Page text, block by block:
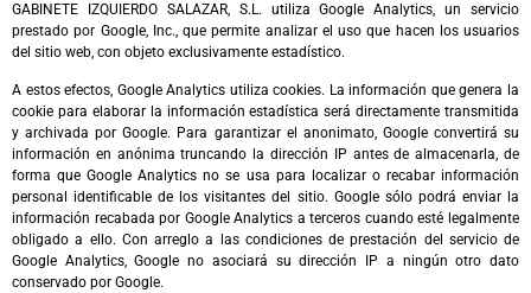
GABINETE IZQUIERDO SALAZAR, S.L. utiliza Google Analytics, un servicio
prestado por Google, Inc., que permite analizar el uso que hacen los usuarios
del sitio web, con objeto exclusivamente estadístico.
A estos efectos, Google Analytics utiliza cookies. La información que genera la
cookie para elaborar la información estadística será directamente transmitida
y archivada por Google. Para garantizar el anonimato, Google convertirá su
información en anónima truncando la dirección IP antes de almacenarla, de
forma que Google Analytics no se usa para localizar o recabar información
personal identificable de los visitantes del sitio. Google sólo podrá enviar la
información recabada por Google Analytics a terceros cuando esté legalmente
obligado a ello. Con arreglo a las condiciones de prestación del servicio de
Google Analytics, Google no asociará su dirección IP a ningún otro dato
conservado por Google.